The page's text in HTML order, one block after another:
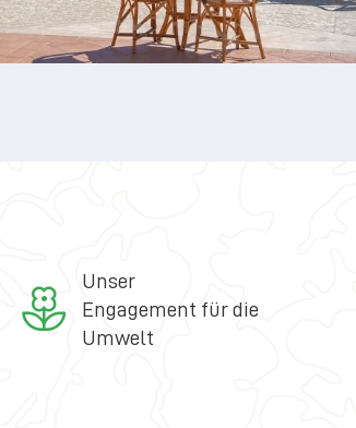
Unser
Engagement für die
Umwelt